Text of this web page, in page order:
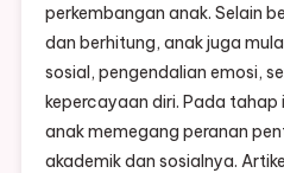
perkembangan anak. Selain
dan berhitung, anak juga
sosial, pengendalian emosi,
kepercayaan diri. Pada tahap
anak memegang peranan
akademik dan sosialnya.